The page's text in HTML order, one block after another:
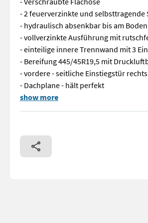
- 2 feuerverzinkte und
- hydraulisch absenkbar bis am
- vollverzinkte Ausführung mit
- einteilige innere Trennwand mit 3
- Bereifung 445/45R19,5 mit
- vordere - seitliche Einstiegstür rechts
- Dachplane - hält perfekt
NEUER - selbstschließende
show more